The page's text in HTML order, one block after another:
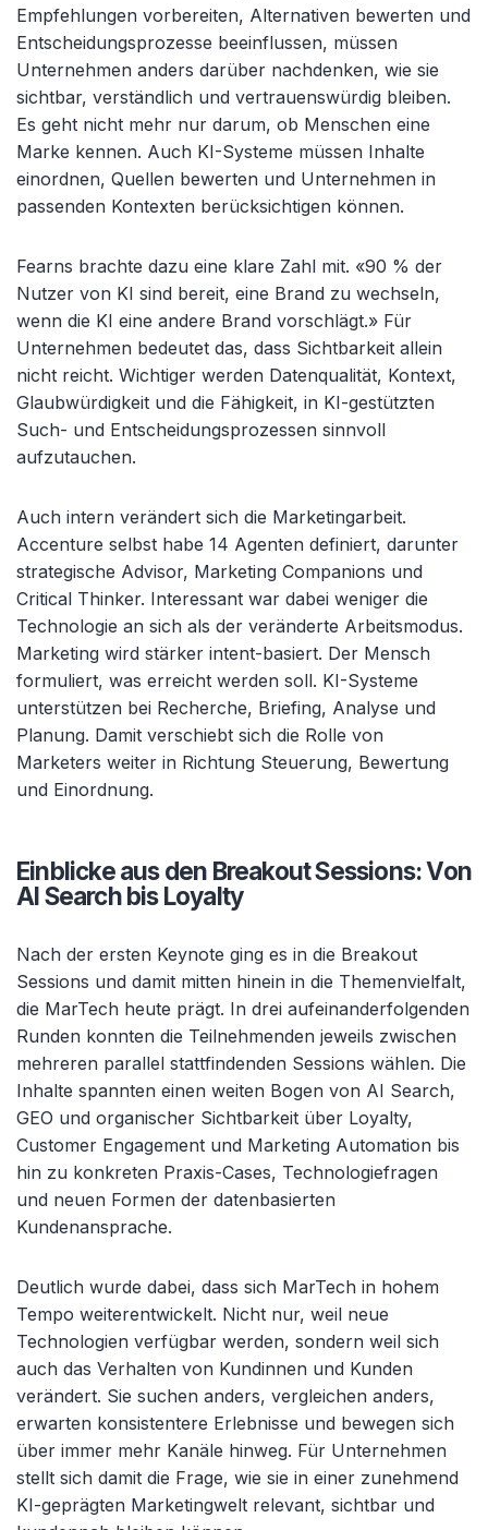
Empfehlungen vorbereiten, Alternativen bewerten und
Entscheidungsprozesse beeinflussen, müssen
Unternehmen anders darüber nachdenken, wie sie
sichtbar, verständlich und vertrauenswürdig bleiben.
Es geht nicht mehr nur darum, ob Menschen eine
Marke kennen. Auch KI-Systeme müssen Inhalte
einordnen, Quellen bewerten und Unternehmen in
passenden Kontexten berücksichtigen können.
Fearns brachte dazu eine klare Zahl mit. «90 % der
Nutzer von KI sind bereit, eine Brand zu wechseln,
wenn die KI eine andere Brand vorschlägt.» Für
Unternehmen bedeutet das, dass Sichtbarkeit allein
nicht reicht. Wichtiger werden Datenqualität, Kontext,
Glaubwürdigkeit und die Fähigkeit, in KI-gestützten
Such- und Entscheidungsprozessen sinnvoll
aufzutauchen.
Auch intern verändert sich die Marketingarbeit.
Accenture selbst habe 14 Agenten definiert, darunter
strategische Advisor, Marketing Companions und
Critical Thinker. Interessant war dabei weniger die
Technologie an sich als der veränderte Arbeitsmodus.
Marketing wird stärker intent-basiert. Der Mensch
formuliert, was erreicht werden soll. KI-Systeme
unterstützen bei Recherche, Briefing, Analyse und
Planung. Damit verschiebt sich die Rolle von
Marketers weiter in Richtung Steuerung, Bewertung
und Einordnung.
Einblicke aus den Breakout Sessions: Von
AI Search bis Loyalty
Nach der ersten Keynote ging es in die Breakout
Sessions und damit mitten hinein in die Themenvielfalt,
die MarTech heute prägt. In drei aufeinanderfolgenden
Runden konnten die Teilnehmenden jeweils zwischen
mehreren parallel stattfindenden Sessions wählen. Die
Inhalte spannten einen weiten Bogen von AI Search,
GEO und organischer Sichtbarkeit über Loyalty,
Customer Engagement und Marketing Automation bis
hin zu konkreten Praxis-Cases, Technologiefragen
und neuen Formen der datenbasierten
Kundenansprache.
Deutlich wurde dabei, dass sich MarTech in hohem
Tempo weiterentwickelt. Nicht nur, weil neue
Technologien verfügbar werden, sondern weil sich
auch das Verhalten von Kundinnen und Kunden
verändert. Sie suchen anders, vergleichen anders,
erwarten konsistentere Erlebnisse und bewegen sich
über immer mehr Kanäle hinweg. Für Unternehmen
stellt sich damit die Frage, wie sie in einer zunehmend
KI-geprägten Marketingwelt relevant, sichtbar und